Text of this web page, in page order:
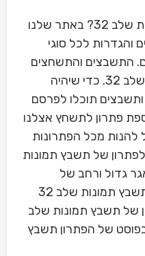
חיפשתם פתרון לתשבץ תמונות שלב 32? באתר שלנו
והגדרות לכל סוגי
התשבצים והתשחצים
בינהם פתרון לתשבץ תמונות שלב 32. כדי שיהיה
תוכלו לפרסם
פתרון לתשחץ אצלנו
מכל הפתרונות
לפתרון של תשבץ תמונות
גדול ורחב של
פתרונות לתשחץ ומילים כמו תשבץ תמונות שלב 32
של תשבץ תמונות שלב
בפוסט של הפתרון תשבץ